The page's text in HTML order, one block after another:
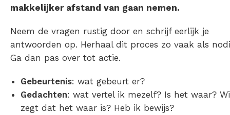
makkelijker afstand van gaan nemen.
Neem de vragen rustig door en schrijf eerlijk je
antwoorden op. Herhaal dit proces zo vaak als
Ga dan pas over tot actie.
Gebeurtenis: wat gebeurt er?
Gedachten: wat vertel ik mezelf? Is het waar?
zegt dat het waar is? Heb ik bewijs?